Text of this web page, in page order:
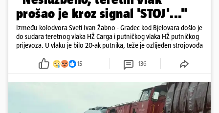
prošao je kroz signal 'STOJ'..."
Između kolodvora Sveti Ivan Žabno - Gradec kod Bjelovara došlo je
do sudara teretnog vlaka HŽ Carga i putničkog vlaka HŽ putničkog
prijevoza. U vlaku je bilo 20-ak putnika, teže je ozlijeđen strojovođa
15 136